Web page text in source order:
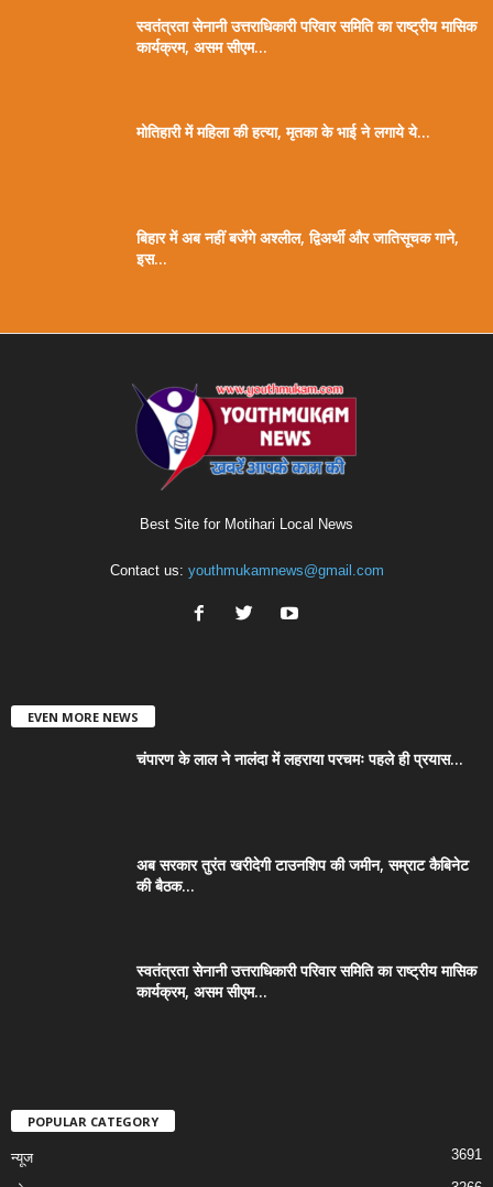
स्वतंत्रता सेनानी उत्तराधिकारी परिवार समिति का राष्ट्रीय मासिक
कार्यक्रम, असम सीएम...
मोतिहारी में महिला की हत्या, मृतका के भाई ने लगाये ये...
बिहार में अब नहीं बजेंगे अश्लील, द्विअर्थी और जातिसूचक गाने,
इस...
Best Site for Motihari Local News
Contact us: youthmukamnews@gmail.com
EVEN MORE NEWS
चंपारण के लाल ने नालंदा में लहराया परचमः पहले ही प्रयास...
अब सरकार तुरंत खरीदेगी टाउनशिप की जमीन, सम्राट कैबिनेट
की बैठक...
स्वतंत्रता सेनानी उत्तराधिकारी परिवार समिति का राष्ट्रीय मासिक
कार्यक्रम, असम सीएम...
POPULAR CATEGORY
न्यूज 3691